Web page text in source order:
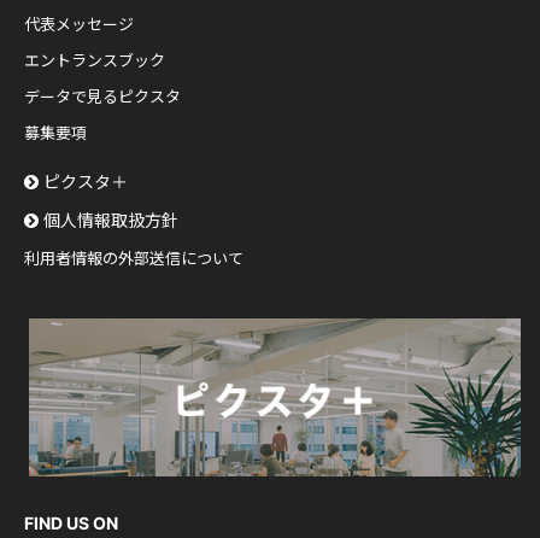
代表メッセージ
エントランスブック
データで見るピクスタ
募集要項
ピクスタ＋
個人情報取扱方針
利用者情報の外部送信について
FIND US ON